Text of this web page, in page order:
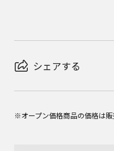
シェアする
※オープン価格商品の価格は販